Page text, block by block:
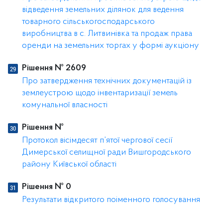
відведення земельних ділянок для ведення
товарного сільськогосподарського
виробництва в с. Литвинівка та продаж права
оренди на земельних торгах у формі аукціону
Рішення № 2609
Про затвердження технічних документацій із
землеустрою щодо інвентаризації земель
комунальної власності
Рішення №
Протокол вісімдесят п’ятої чергової сесії
Димерської селищної ради Вишгородського
району Київської області
Рішення № 0
Результати відкритого поіменного голосування